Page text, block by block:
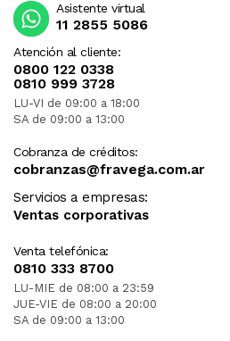
Atención al cliente:
0800 122 0338
0810 999 3728
LU-VI de 09:00 a 18:00
SA de 09:00 a 13:00
Cobranza de créditos:
cobranzas@fravega.com.ar
Servicios a empresas:
Ventas corporativas
Venta telefónica:
0810 333 8700
LU-MIE de 08:00 a 23:59
JUE-VIE de 08:00 a 20:00
SA de 09:00 a 13:00
Asistente virtual
11 2855 5086